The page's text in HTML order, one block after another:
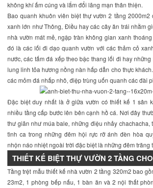
không khí ấm cúng và lắm đổi lãng mạn thân thiện.
Bao quanh khuôn viên biệt thự vườn 2 tầng 2000m2
xanh lớn như Thông, Điều hay các cây ăn trái nhằm
nhà vườn mát mẻ, ngập tràn không gian xanh
đó là các lối đi dạo quanh vườn với các thảm cỏ
nước, các tấm đá xếp theo bậc thang lối đi hay
lung linh tỏa hương nồng nàn hấp dẫn cho thực
các mỏm đá nhấp nhô, điệp trùng uốn quanh các đài
Đặc biệt duy nhất là ở giữa vườn có thiết kế 1 sân
nhiều tầng cấp bước lên bên cạnh hồ cá. Nơi đây
thư giãn như múa bale, những điệu nhảy chachacha,
tình ca trong những đêm hội rực rỡ ánh đèn hòa
nhộn náo nhiệt ngoài trời đặc biệt là những đêm trăng
THIẾT KẾ BIỆT THỰ VƯỜN 2 TẦNG
Tầng trệt mẫu thiết kế nhà vườn 2 tầng 320m2 bao
23m2, 1 phòng bếp nấu, 1 bàn ăn và 2 nội thất